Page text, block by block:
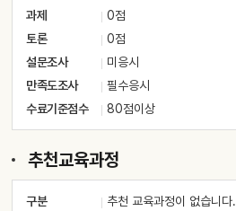
과제
0점
토론
0점
설문조사
미응시
만족도조사
필수응시
수료기준점수
80점이상
추천교육과정
구분 추천 교육과정이 없습니다.